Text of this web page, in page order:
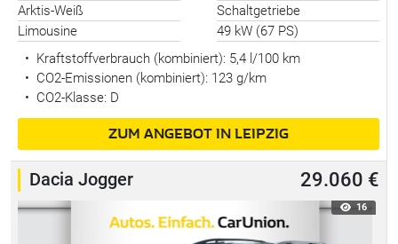
Arktis-Weiß
Schaltgetriebe
Limousine
49 kW (67 PS)
•
Kraftstoffverbrauch (kombiniert): 5,4 l/100 km
• CO2-Emissionen (kombiniert): 123 g/km
• CO2-Klasse: D
ZUM ANGEBOT IN LEIPZIG
Dacia Jogger 29.060 €
16